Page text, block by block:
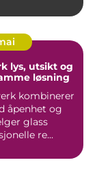
løsning
kombinerer
åpenhet og
glass
re...